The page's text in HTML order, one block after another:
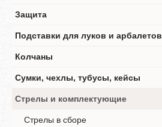
Защита
Подставки для луков и арбалетов
Колчаны
Сумки, чехлы, тубусы, кейсы
Стрелы и комплектующие
Стрелы в сборе